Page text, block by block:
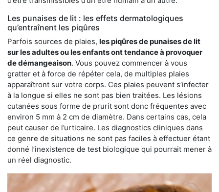
Les punaises de lit : les effets dermatologiques
qu’entraînent les piqûres
Parfois sources de plaies, les piqûres de punaises de lit
sur les adultes ou les enfants ont tendance à provoquer
de démangeaison. Vous pouvez commencer à vous
gratter et à force de répéter cela, de multiples plaies
apparaîtront sur votre corps. Ces plaies peuvent s’infecter
à la longue si elles ne sont pas bien traitées. Les lésions
cutanées sous forme de prurit sont donc fréquentes avec
environ 5 mm à 2 cm de diamètre. Dans certains cas, cela
peut causer de l’urticaire. Les diagnostics cliniques dans
ce genre de situations ne sont pas faciles à effectuer étant
donné l’inexistence de test biologique qui pourrait mener à
un réel diagnostic.